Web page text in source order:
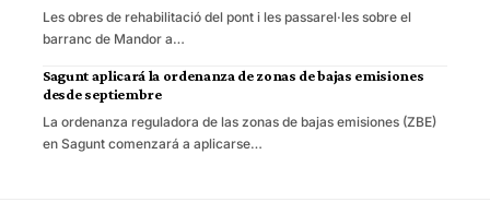
Les obres de rehabilitació del pont i les passarel·les sobre el
barranc de Mandor a…
Sagunt aplicará la ordenanza de zonas de bajas emisiones
desde septiembre
La ordenanza reguladora de las zonas de bajas emisiones (ZBE)
en Sagunt comenzará a aplicarse…